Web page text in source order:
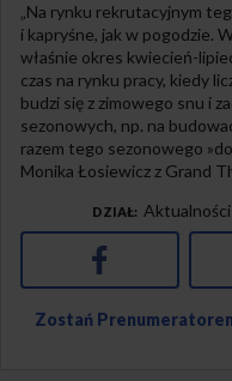
„Na rynku rekrutacyjnym
i kapryśne, jak w pogodzie.
właśnie okres kwiecień-
czas na rynku pracy, kiedy
budzi się z zimowego snu i
sezonowych, np. na
razem tego sezonowego
Monika Łosiewicz z Grand
DZIAŁ Aktualności
Facebook
Zostań